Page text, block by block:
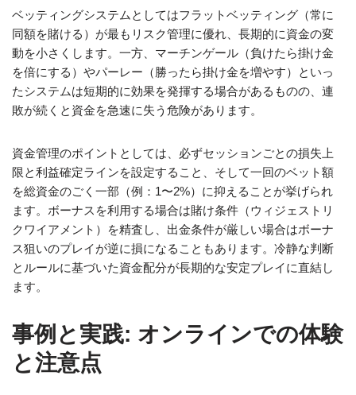
ベッティングシステムとしてはフラットベッティング（常に
同額を賭ける）が最もリスク管理に優れ、長期的に資金の変
動を小さくします。一方、マーチンゲール（負けたら掛け金
を倍にする）やパーレー（勝ったら掛け金を増やす）といっ
たシステムは短期的に効果を発揮する場合があるものの、連
敗が続くと資金を急速に失う危険があります。
資金管理のポイントとしては、必ずセッションごとの損失上
限と利益確定ラインを設定すること、そして一回のベット額
を総資金のごく一部（例：1〜2%）に抑えることが挙げられ
ます。ボーナスを利用する場合は賭け条件（ウィジェストリ
クワイアメント）を精査し、出金条件が厳しい場合はボーナ
ス狙いのプレイが逆に損になることもあります。冷静な判断
とルールに基づいた資金配分が長期的な安定プレイに直結し
ます。
事例と実践: オンラインでの体験
と注意点